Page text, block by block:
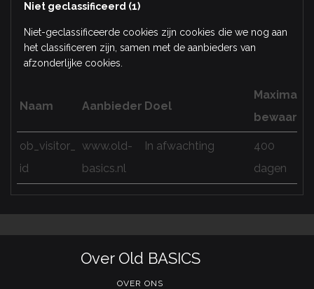
Niet geclassificeerd (1)
Niet-geclassificeerde cookies zijn cookies die we nog aan
het classificeren zijn, samen met de aanbieders van
afzonderlijke cookies.
Naam Aanbieder Doel
Maximale
ob_visitor_
id
www.old-
basics.nl
In afwachting
400
dagen
Over Old BASICS
OVER ONS